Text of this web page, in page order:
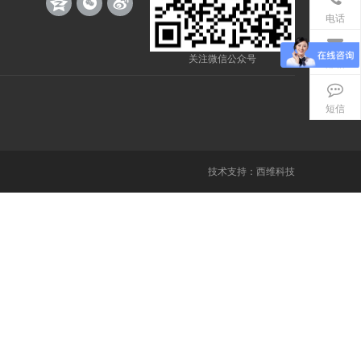
关注微信公众号
电话
邮箱
短信
技术支持： 西维科技